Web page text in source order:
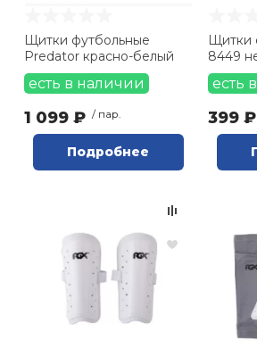
Щитки футбольные
Predator красно-белый
есть в наличии
1 099 ₽ / пар.
Подробнее
Щитки
8449
есть
399 ₽